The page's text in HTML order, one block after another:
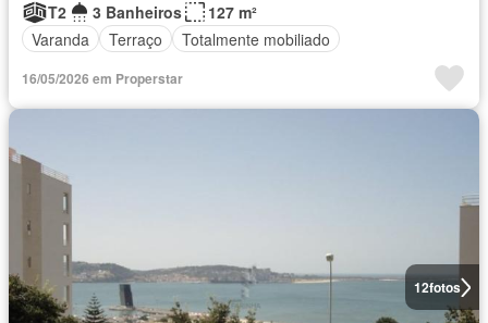
T2
3 Banheiros
127 m²
Varanda
Terraço Totalmente mobiliado
16/05/2026 em Properstar
12fotos